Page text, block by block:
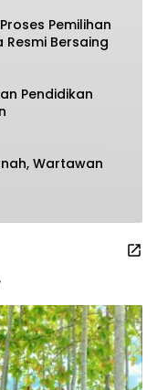
Pemilihan
Resmi Bersaing
Pendidikan
Wartawan